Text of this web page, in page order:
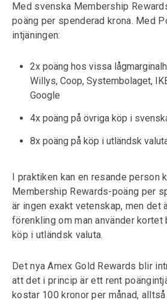
Med svenska Membership
poäng per spenderad krona. Med
intjäningen:
2x poäng hos vissa
Willys, Coop, Systembolaget,
Google
4x poäng på övriga köp i
8x poäng på köp i utländsk
I praktiken kan en resande person
Membership Rewards-poäng per
är ingen exakt vetenskap, men det
förenkling om man använder kortet
köp i utländsk valuta.
Det nya Amex Gold Rewards blir
att det i princip är ett rent
kostar 100 kronor per månad,